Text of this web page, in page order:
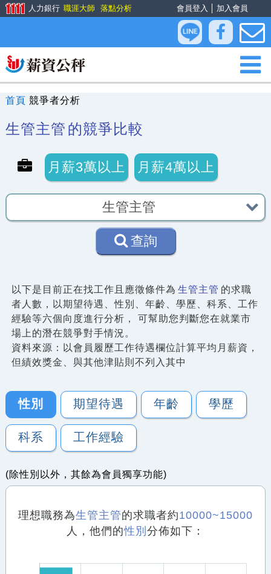
會員登入 加入會員
人力銀行 職涯大師 落點分析
首頁 競爭者分析
生管主管 的競爭比較
月薪3萬以上 月薪4萬以上
查詢
以下是目前正在找工作且應徵條件為 生管主管 的求職
者人數，以期望待遇、性別、年齡、學歷、科系、工作
經驗等六個向度進行分析， 可幫助您判斷您在就業市
場上的潛在競爭對手情況。
資料來源：以會員履歷工作待遇欄位計算平均月薪資，
但績效獎金、與其他津貼則不列入其中
性別 期望待遇 年齡 學歷
科系 工作經驗
(除性別以外，其餘為會員獨享功能)
理想職務為生管主管的求職者約10000~15000
人，他們的性別 分佈如下：